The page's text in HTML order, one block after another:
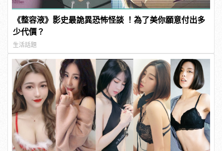
《整容液》影史最詭異恐怖怪談 ！為了美你願意付出多
少代價？
生活話題